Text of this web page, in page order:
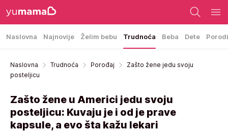
Naslovna Najnovije Želim bebu Trudnoća Beba Dete
Naslovna Trudnoća Porođaj
Zašto žene jedu svoju
posteljicu
Zašto žene u Americi jedu svoju
posteljicu: Kuvaju je i od je prave
kapsule, a evo šta kažu lekari